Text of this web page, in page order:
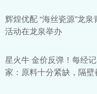
辉煌优配 “海丝瓷源”龙
活动在龙泉举办
星火牛 金价反弹！每经
家：原料十分紧缺，隔